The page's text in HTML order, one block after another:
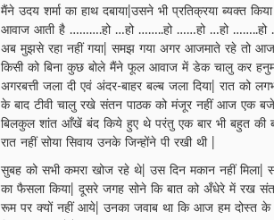
मैंने उदय शर्मा का हाथ दबाया|उसने भी प्रतिक्रया ब्यक्त
आवाज आती है ……….हो …हो ……..हो ……हो …हो ……..हो
अब मुझसे रहा नहीं गया| समझ गया अगर आजमाते रहे तो
किसी को बिना कुछ बोले मैंने फूल आवाज में डेक चालु कर
अगरबत्ती जला दी एवं अंदर-बाहर बल्ब जला दिया| रात को
के बाद टीवी चालु रखे संतन पाठक को मंजूर नहीं आज एक बजे
बिलकुल शांत आँखें बंद किये हुए थे परंतु एक बार भी बहुत की
रात नहीं सोया सिवाय उनके जिन्होंने पी रखी थी |
सुबह को सभी कमरा खोज रहे थे| उस दिन मकान नहीं मिला|
का फैसला किया| दूसरे जगह सोने कि बात को अँधेरे में रख
रूम पर क्यों नहीं आये| उनका जवाब था कि आज हम दोस्त के